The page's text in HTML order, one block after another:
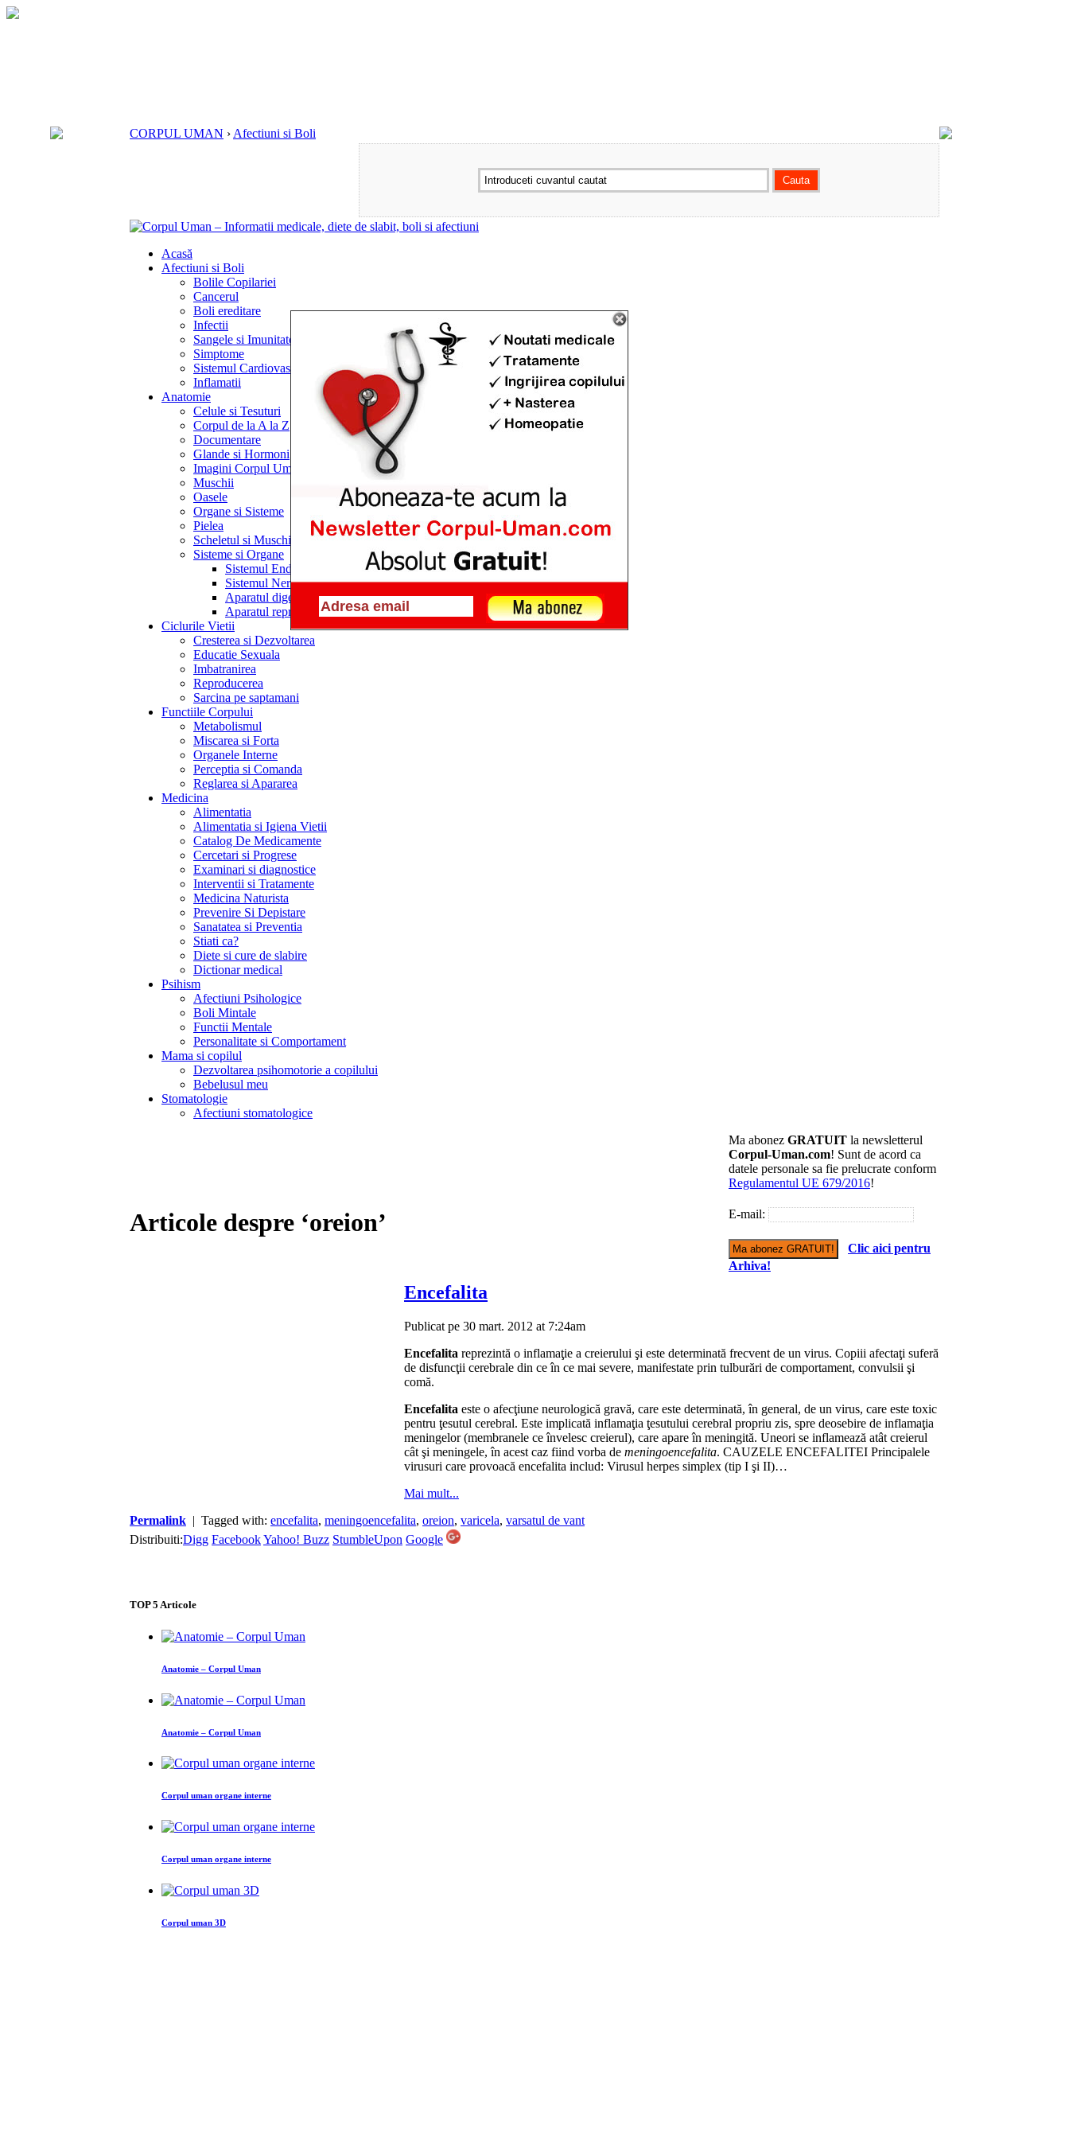
CORPUL UMAN › Afectiuni si Boli
Acasă
Afectiuni si Boli
Bolile Copilariei
Cancerul
Boli ereditare
Infectii
Sangele si Imunitatea
Simptome
Sistemul Cardiovascular
Inflamatii
Anatomie
Celule si Tesuturi
Corpul de la A la Z
Documentare
Glande si Hormoni
Imagini Corpul Uman
Muschii
Oasele
Organe si Sisteme
Pielea
Scheletul si Muschii
Sisteme si Organe
Sistemul Endocrin
Sistemul Nervos
Aparatul digestiv
Aparatul reproducator
Ciclurile Vietii
Cresterea si Dezvoltarea
Educatie Sexuala
Imbatranirea
Reproducerea
Sarcina pe saptamani
Functiile Corpului
Metabolismul
Miscarea si Forta
Organele Interne
Perceptia si Comanda
Reglarea si Apararea
Medicina
Alimentatia
Alimentatia si Igiena Vietii
Catalog De Medicamente
Cercetari si Progrese
Examinari si diagnostice
Interventii si Tratamente
Medicina Naturista
Prevenire Si Depistare
Sanatatea si Preventia
Stiati ca?
Diete si cure de slabire
Dictionar medical
Psihism
Afectiuni Psihologice
Boli Mintale
Functii Mentale
Personalitate si Comportament
Mama si copilul
Dezvoltarea psihomotorie a copilului
Bebelusul meu
Stomatologie
Afectiuni stomatologice
Ma abonez GRATUIT la newsletterul
Corpul-Uman.com! Sunt de acord ca
datele personale sa fie prelucrate conform
Regulamentul UE 679/2016!
E-mail:
Clic aici pentru
Arhiva!
Articole despre ‘oreion’
Encefalita
Publicat pe 30 mart. 2012 at 7:24am
Encefalita reprezintă o inflamaţie a creierului şi este determinată frecvent de un virus. Copiii afectaţi suferă
de disfuncţii cerebrale din ce în ce mai severe, manifestate prin tulburări de comportament, convulsii şi
comă.
Encefalita este o afecţiune neurologică gravă, care este determinată, în general, de un virus, care este toxic
pentru ţesutul cerebral. Este implicată inflamaţia ţesutului cerebral propriu zis, spre deosebire de inflamaţia
meningelor (membranele ce învelesc creierul), care apare în meningită. Uneori se inflamează atât creierul
cât şi meningele, în acest caz fiind vorba de meningoencefalita. CAUZELE ENCEFALITEI Principalele
virusuri care provoacă encefalita includ: Virusul herpes simplex (tip I şi II)…
Mai mult...
Permalink | Tagged with: encefalita, meningoencefalita, oreion, varicela, varsatul de vant
Distribuiti:Digg FacebookYahoo! Buzz StumbleUpon Google
TOP5 Articole
Anatomie – Corpul Uman
Anatomie – Corpul Uman
Corpul uman organe interne
Corpul uman organe interne
Corpul uman 3D